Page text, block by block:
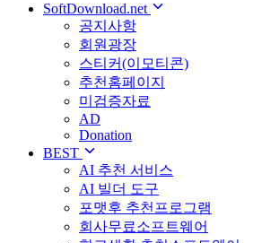
SoftDownload.net
공지사항
회원광장
스티커(이모티콘)
추천홈페이지
미검증자료
AD
Donation
BEST
AI 추천 서비스
AI 빌더 도구
포맷후 추천프로그램
회사무료소프트웨어